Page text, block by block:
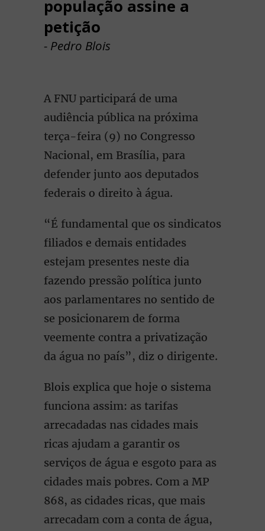
população assine a
petição
- Pedro Blois
A FNU participará de uma
audiência pública na próxima
terça-feira (9) no Congresso
Nacional, em Brasília, para
defender junto aos deputados
federais o direito à água.
“É fundamental que os sindicatos
filiados e demais entidades
estejam presentes neste dia
fazendo pressão política junto
aos parlamentares no sentido de
se posicionarem de forma
veemente contra a privatização
da água no país”, diz o dirigente.
Blois explica que hoje o sistema
funciona assim: as tarifas
arrecadadas nas cidades mais
ricas ajudam a garantir os
serviços de água e esgoto para as
cidades mais pobres. Com a MP
868, as cidades ricas, que mais
arrecadam com a conta de água,